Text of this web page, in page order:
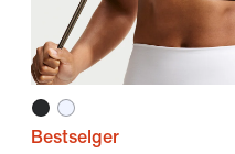
Bestselger